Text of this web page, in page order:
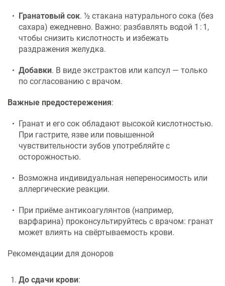
Гранатовый сок. ½ стакана натурального сока (без
сахара) ежедневно. Важно: разбавлять водой 1 : 1,
чтобы снизить кислотность и избежать
раздражения желудка.
Добавки. В виде экстрактов или капсул — только
по согласованию с врачом.
Важные предостережения:
Гранат и его сок обладают высокой кислотностью.
При гастрите, язве или повышенной
чувствительности зубов употребляйте с
осторожностью.
Возможна индивидуальная непереносимость или
аллергические реакции.
При приёме антикоагулянтов (например,
варфарина) проконсультируйтесь с врачом: гранат
может влиять на свёртываемость крови.
Рекомендации для доноров
До сдачи крови: